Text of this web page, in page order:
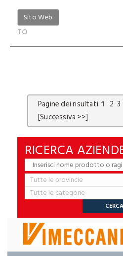
Sito Web
TO
Pagine dei risultati:1 2 3
[Successiva >>]
RICERCA